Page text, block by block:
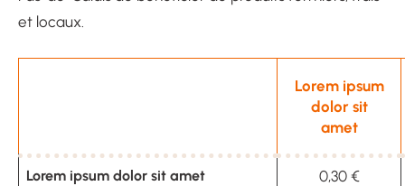
et locaux.
Lorem ipsum
dolor sit
amet
Lorem ipsum dolor sit amet 0,30 €